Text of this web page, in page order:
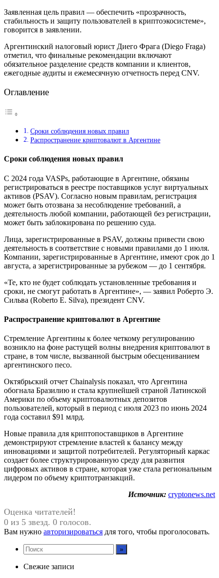
Заявленная цель правил — обеспечить «прозрачность,
стабильность и защиту пользователей в криптоэкосистеме»,
говорится в заявлении.
Аргентинский налоговый юрист Диего Фрага (Diego Fraga)
отметил, что финальные рекомендации включают
обязательное разделение средств компании и клиентов,
ежегодные аудиты и ежемесячную отчетность перед CNV.
Оглавление
Сроки соблюдения новых правил
Распространение криптовалют в Аргентине
Сроки соблюдения новых правил
С 2024 года VASPs, работающие в Аргентине, обязаны
регистрироваться в реестре поставщиков услуг виртуальных
активов (PSAV). Согласно новым правилам, регистрация
может быть отозвана за несоблюдение требований, а
деятельность любой компании, работающей без регистрации,
может быть заблокирована по решению суда.
Лица, зарегистрированные в PSAV, должны привести свою
деятельность в соответствие с новыми правилами до 1 июля.
Компании, зарегистрированные в Аргентине, имеют срок до 1
августа, а зарегистрированные за рубежом — до 1 сентября.
«Те, кто не будет соблюдать установленные требования и
сроки, не смогут работать в Аргентине», — заявил Роберто Э.
Сильва (Roberto E. Silva), президент CNV.
Распространение криптовалют в Аргентине
Стремление Аргентины к более четкому регулированию
возникло на фоне растущей волны внедрения криптовалют в
стране, в том числе, вызванной быстрым обесцениванием
аргентинского песо.
Октябрьский отчет Chainalysis показал, что Аргентина
обогнала Бразилию и стала крупнейшей страной Латинской
Америки по объему криптовалютных депозитов
пользователей, который в период с июля 2023 по июнь 2024
года составил $91 млрд.
Новые правила для криптопоставщиков в Аргентине
демонстрируют стремление властей к балансу между
инновациями и защитой потребителей. Регуляторный каркас
создает более структурированную среду для развития
цифровых активов в стране, которая уже стала региональным
лидером по объему криптотранзакций.
Источник: cryptonews.net
Оценка читателей!
0 из 5 звезд. 0 голосов.
Вам нужно авторизироваться для того, чтобы проголосовать.
Свежие записи